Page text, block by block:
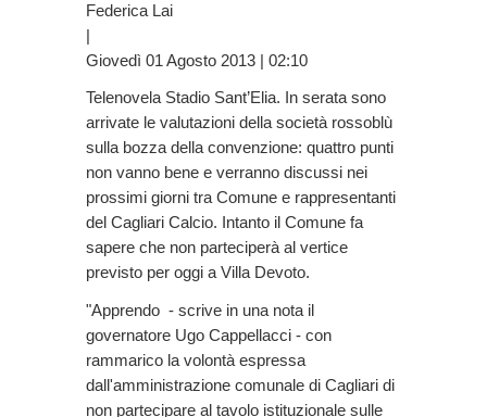
Federica Lai
|
Giovedì 01 Agosto 2013 | 02:10
Telenovela Stadio Sant’Elia. In serata sono
arrivate le valutazioni della società rossoblù
sulla bozza della convenzione: quattro punti
non vanno bene e verranno discussi nei
prossimi giorni tra Comune e rappresentanti
del Cagliari Calcio. Intanto il Comune fa
sapere che non parteciperà al vertice
previsto per oggi a Villa Devoto.
"Apprendo - scrive in una nota il
governatore Ugo Cappellacci - con
rammarico la volontà espressa
dall'amministrazione comunale di Cagliari di
non partecipare al tavolo istituzionale sulle